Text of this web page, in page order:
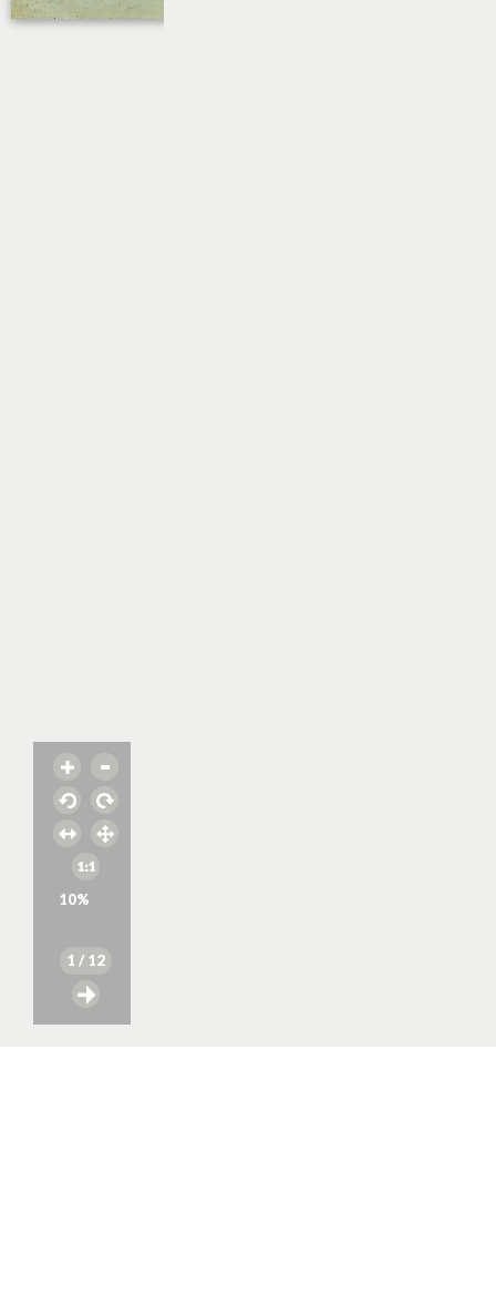
10%
1 / 12